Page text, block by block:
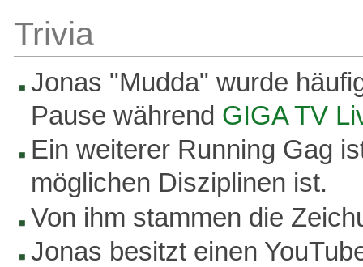
Trivia
Jonas "Mudda" wurde
Pause während GIGA TV
Ein weiterer Running Gag
möglichen Disziplinen ist.
Von ihm stammen die
Jonas besitzt einen